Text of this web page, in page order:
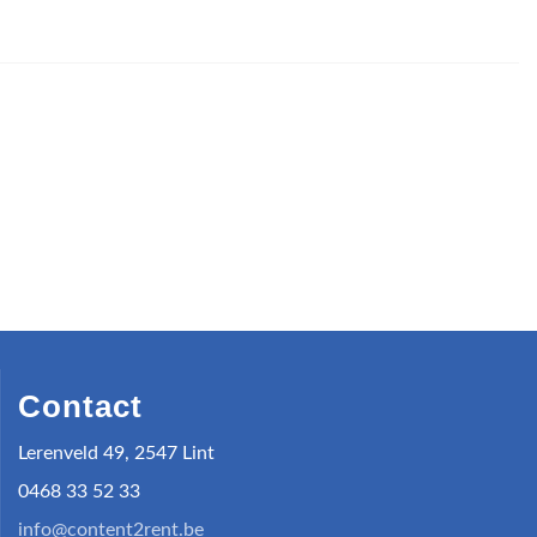
Contact
Lerenveld 49, 2547 Lint
0468 33 52 33
info@content2rent.be